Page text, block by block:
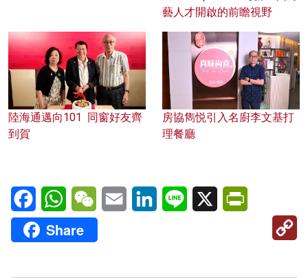
藝人才開啟的前瞻視野
陸海通邁向101 同窗好友齊
到賀
房協雋悦引入名廚李文基打
理餐廳
FacebookWhatsAppWeChatEmail LinkedInLine X
Share